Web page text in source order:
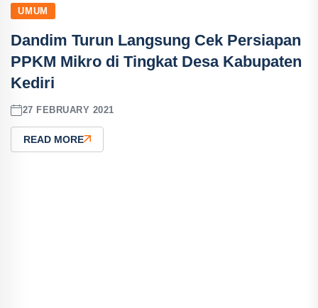
UMUM
Dandim Turun Langsung Cek Persiapan
PPKM Mikro di Tingkat Desa Kabupaten
Kediri
27 FEBRUARY 2021
READ MORE